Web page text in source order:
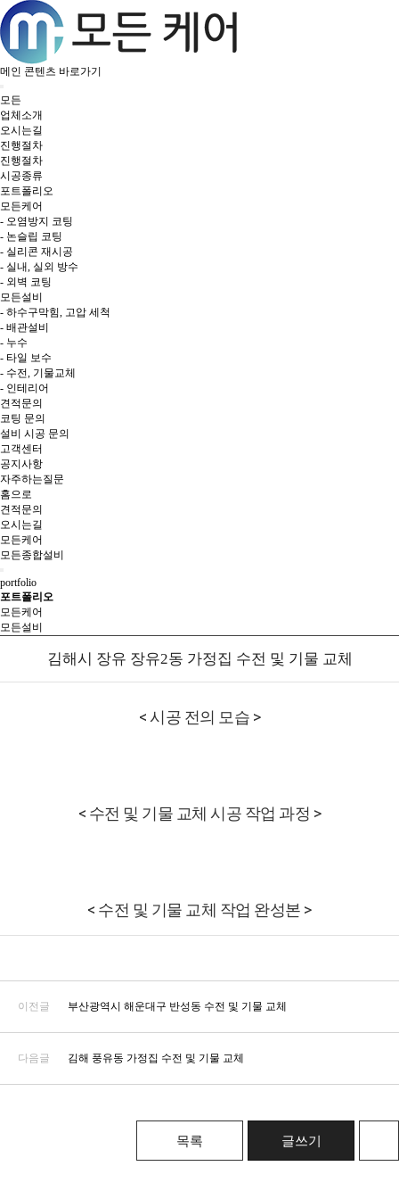
메인 콘텐츠 바로가기
모든
업체소개
오시는길
진행절차
진행절차
시공종류
포트폴리오
모든케어
- 오염방지 코팅
- 논슬립 코팅
- 실리콘 재시공
- 실내, 실외 방수
- 외벽 코팅
모든설비
- 하수구막힘, 고압 세척
- 배관설비
- 누수
- 타일 보수
- 수전, 기물교체
- 인테리어
견적문의
코팅 문의
설비 시공 문의
고객센터
공지사항
자주하는질문
홈으로
견적문의
오시는길
모든케어
모든종합설비
portfolio
포트폴리오
모든케어
모든설비
김해시 장유 장유2동 가정집 수전 및 기물 교체
< 시공 전의 모습 >
< 수전 및 기물 교체 시공 작업 과정 >
< 수전 및 기물 교체 작업 완성본 >
이전글 부산광역시 해운대구 반성동 수전 및 기물 교체
다음글 김해 풍유동 가정집 수전 및 기물 교체
목록 글쓰기